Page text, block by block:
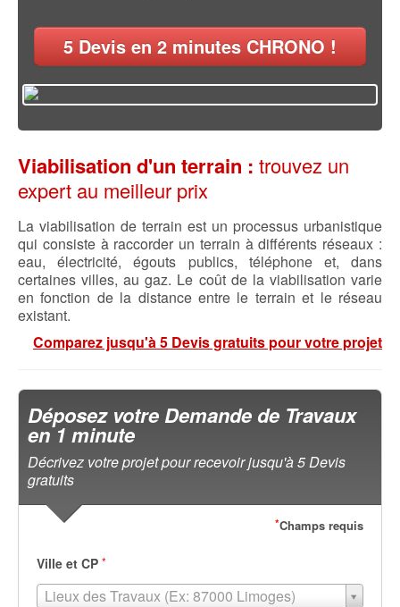
5 Devis en 2 minutes CHRONO !
Viabilisation d'un terrain : trouvez un
expert au meilleur prix
La viabilisation de terrain est un processus urbanistique
qui consiste à raccorder un terrain à différents réseaux :
eau, électricité, égouts publics, téléphone et, dans
certaines villes, au gaz. Le coût de la viabilisation varie
en fonction de la distance entre le terrain et le réseau
existant.
Comparez jusqu'à 5 Devis gratuits pour votre projet
Déposez votre Demande de Travaux
en 1 minute
Décrivez votre projet pour recevoir jusqu'à 5 Devis
gratuits
*Champs requis
Ville et CP *
Lieux des Travaux (Ex: 87000 Limoges)